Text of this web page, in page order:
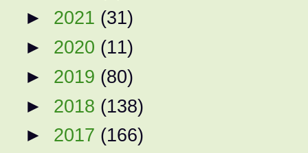
► 2021 (31)
► 2020 (11)
► 2019 (80)
► 2018 (138)
► 2017 (166)